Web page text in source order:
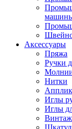
Аксессуары
Пряжа
Ручки
Нитки
Иглы
Иглы